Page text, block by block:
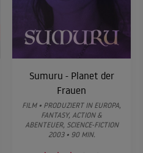
Sumuru - Planet der
Frauen
FILM • PRODUZIERT IN EUROPA,
FANTASY, ACTION &
ABENTEUER, SCIENCE-FICTION
2003 • 90 MIN.